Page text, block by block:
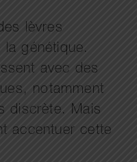
lèvres
génétique.
avec des
notamment
discrète. Mais
accentuer cette